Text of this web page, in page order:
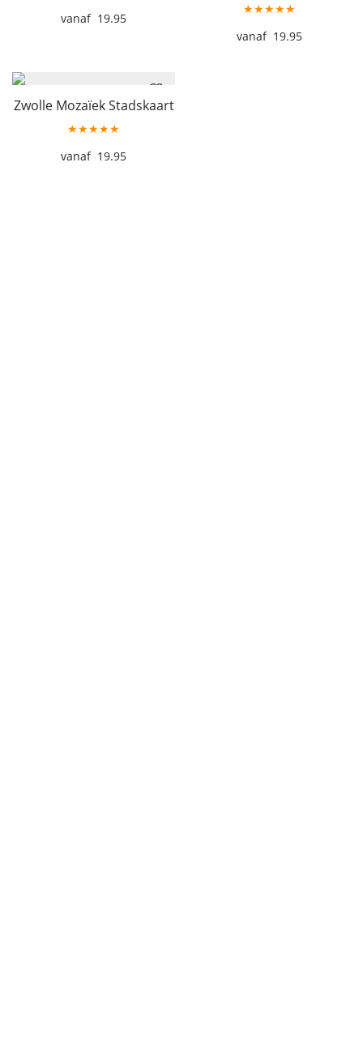
19.95
★★★★★
19.95
Zwolle Mozaïek Stadskaart
★★★★★
19.95